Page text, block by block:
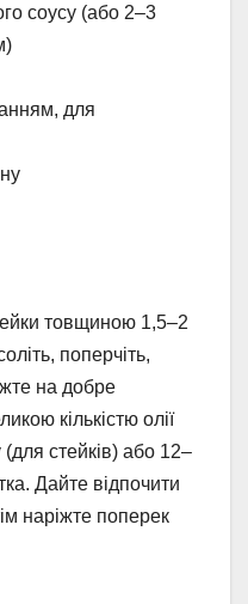
соусу (або 2–3
для
товщиною 1,5–2
поперчіть,
на добре
кількістю олії
стейків) або 12–
Дайте відпочити
наріжте поперек